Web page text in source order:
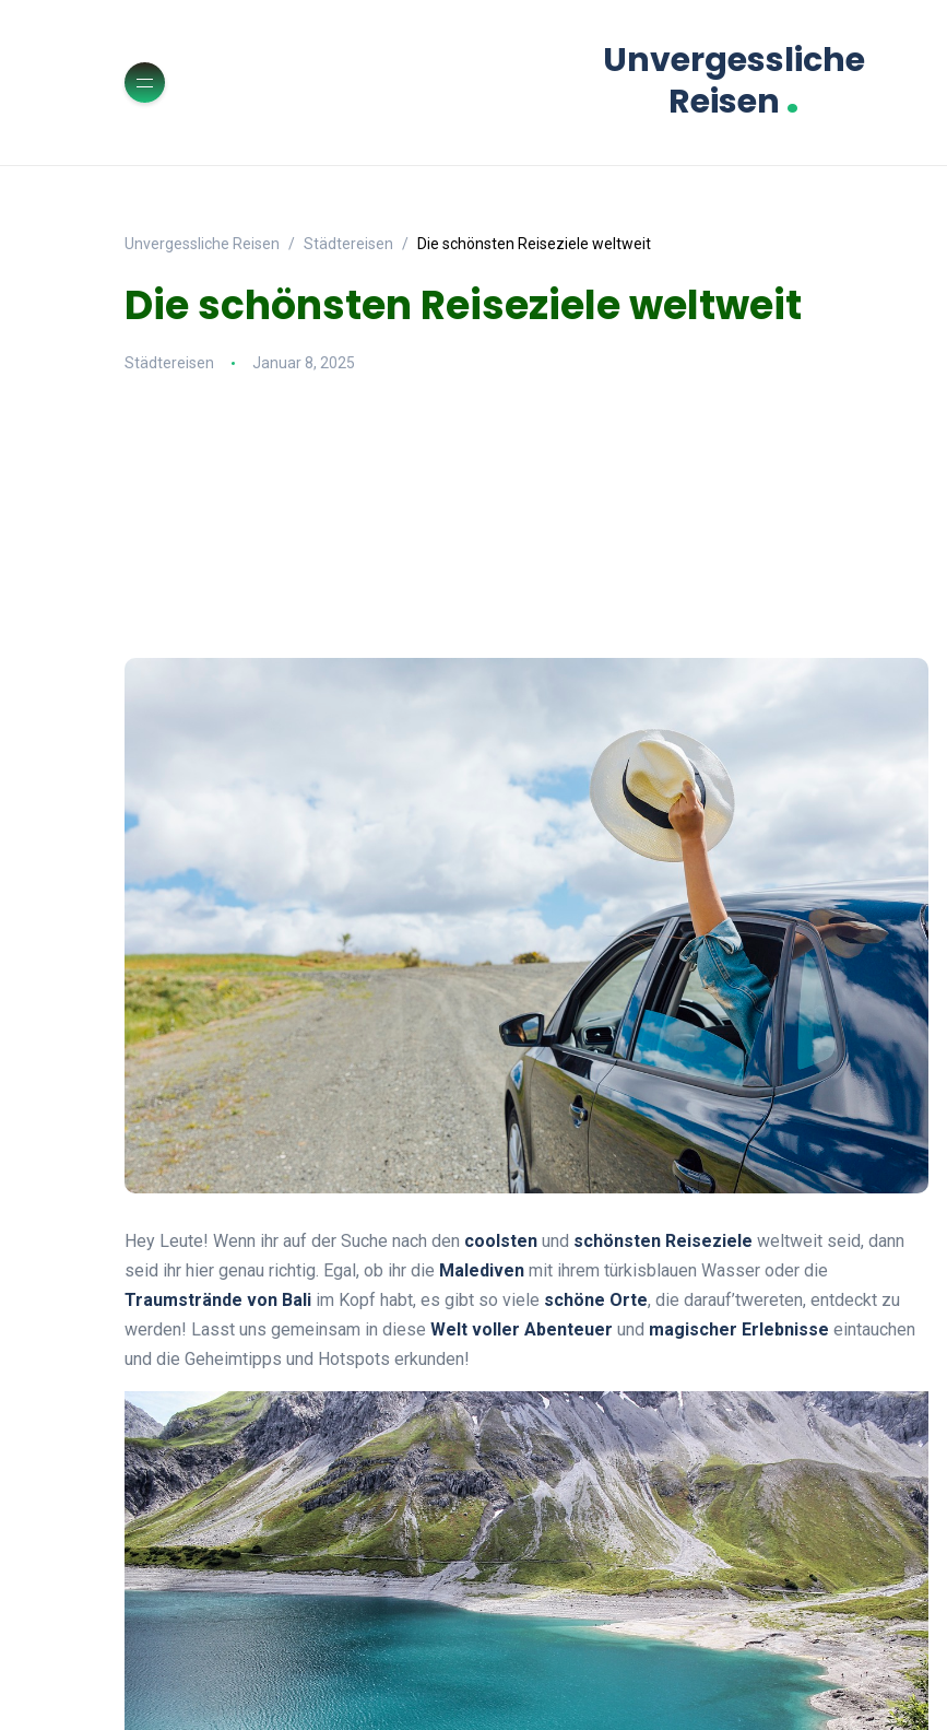
Unvergessliche
Reisen .
Unvergessliche Reisen Städtereisen Die schönsten Reiseziele weltweit
Die schönsten Reiseziele weltweit
Städtereisen Januar 8, 2025
Hey Leute! Wenn ihr auf der Suche nach den coolsten und schönsten Reiseziele weltweit seid, dann
seid ihr hier genau richtig. Egal, ob ihr die Malediven mit ihrem türkisblauen Wasser oder die
Traumstrände von Bali im Kopf habt, es gibt so viele schöne Orte, die darauf’twereten, entdeckt zu
werden! Lasst uns gemeinsam in diese Welt voller Abenteuer und magischer Erlebnisse eintauchen
und die Geheimtipps und Hotspots erkunden!
Top Artikel